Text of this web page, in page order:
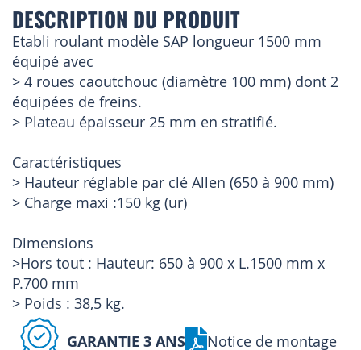
DESCRIPTION DU PRODUIT
Etabli roulant modèle SAP longueur 1500 mm
équipé avec
> 4 roues caoutchouc (diamètre 100 mm) dont 2
équipées de freins.
> Plateau épaisseur 25 mm en stratifié.
Caractéristiques
> Hauteur réglable par clé Allen (650 à 900 mm)
> Charge maxi :150 kg (ur)
Dimensions
>Hors tout : Hauteur: 650 à 900 x L.1500 mm x
P.700 mm
> Poids : 38,5 kg.
GARANTIE 3 ANS Notice de montage